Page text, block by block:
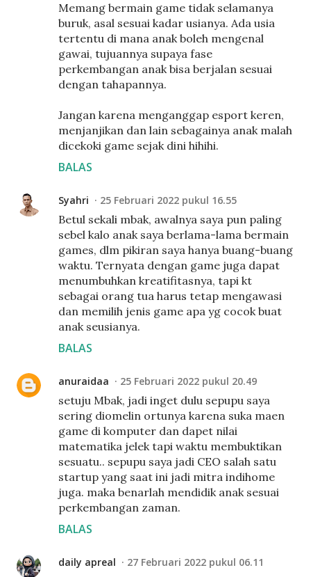
Memang bermain game tidak selamanya
buruk, asal sesuai kadar usianya. Ada usia
tertentu di mana anak boleh mengenal
gawai, tujuannya supaya fase
perkembangan anak bisa berjalan sesuai
dengan tahapannya.
Jangan karena menganggap esport keren,
menjanjikan dan lain sebagainya anak malah
dicekoki game sejak dini hihihi.
BALAS
Syahri 25 Februari 2022 pukul 16.55
Betul sekali mbak, awalnya saya pun paling
sebel kalo anak saya berlama-lama bermain
games, dlm pikiran saya hanya buang-buang
waktu. Ternyata dengan game juga dapat
menumbuhkan kreatifitasnya, tapi kt
sebagai orang tua harus tetap mengawasi
dan memilih jenis game apa yg cocok buat
anak seusianya.
BALAS
anuraidaa 25 Februari 2022 pukul 20.49
setuju Mbak, jadi inget dulu sepupu saya
sering diomelin ortunya karena suka maen
game di komputer dan dapet nilai
matematika jelek tapi waktu membuktikan
sesuatu.. sepupu saya jadi CEO salah satu
startup yang saat ini jadi mitra indihome
juga. maka benarlah mendidik anak sesuai
perkembangan zaman.
BALAS
daily apreal 27 Februari 2022 pukul 06.11